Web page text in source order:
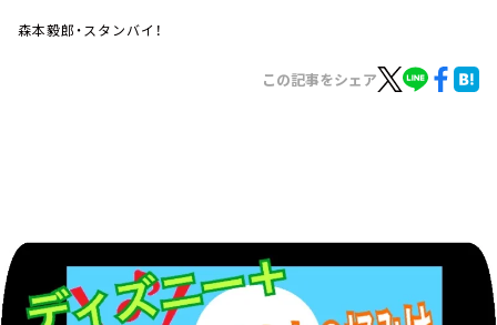
イベント・グッズ
YouTube
会社情報
森本毅郎・スタンバイ！
この記事をシェア